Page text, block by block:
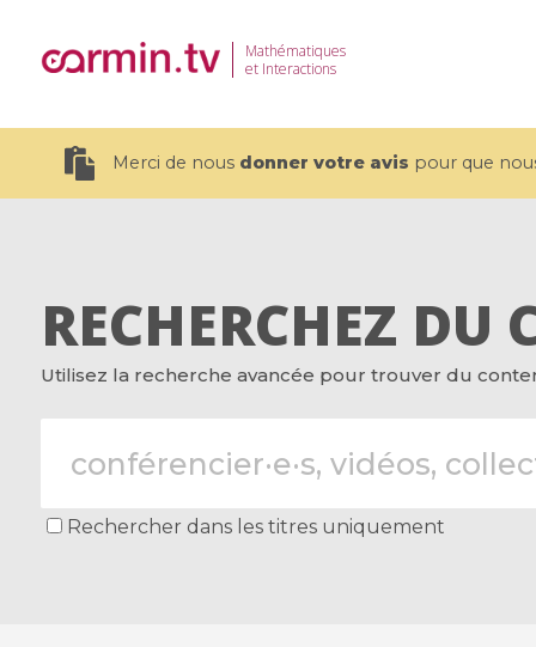
Mathématiques
et Interactions
Merci de nous donner votre avis pour que
19 videos
CEMRACS 2026 : Modeling and AI
Recherche Avancée en Calcul
Coulomb
affines
RECHERCHEZ DU
Utilisez la recherche avancée pour trouver du
Rechercher dans les titres uniquement